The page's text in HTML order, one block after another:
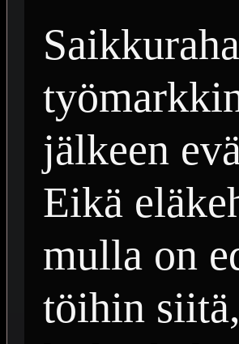
jälkeen
Eikä
mulla on
töihin